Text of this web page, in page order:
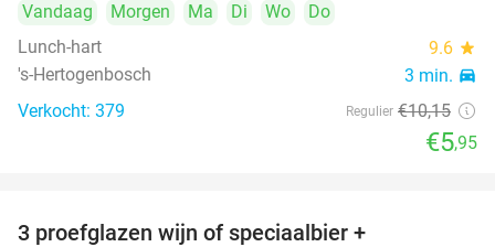
Vandaag Morgen Ma Di Wo
Do
Lunch-hart
9.6 star
's-Hertogenbosch 3 min. directions_car
Verkocht: 379 Regulier €10,15
€5,95
3 proefglazen wijn of speciaalbier +